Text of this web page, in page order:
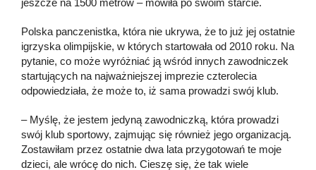
jeszcze na 1500 metrów – mówiła po swoim starcie.
Polska panczenistka, która nie ukrywa, że to już jej ostatnie
igrzyska olimpijskie, w których startowała od 2010 roku. Na
pytanie, co może wyróżniać ją wśród innych zawodniczek
startujących na najważniejszej imprezie czterolecia
odpowiedziała, że może to, iż sama prowadzi swój klub.
– Myślę, że jestem jedyną zawodniczką, która prowadzi
swój klub sportowy, zajmując się również jego organizacją.
Zostawiłam przez ostatnie dwa lata przygotowań te moje
dzieci, ale wrócę do nich. Cieszę się, że tak wiele